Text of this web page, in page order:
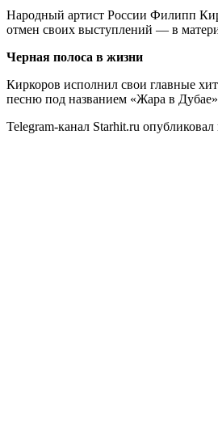
Народный артист России Филипп
отмен своих выступлений — в
Черная полоса в жизни
Киркоров исполнил свои главные
песню под названием «Жара в
Telegram-канал Starhit.ru